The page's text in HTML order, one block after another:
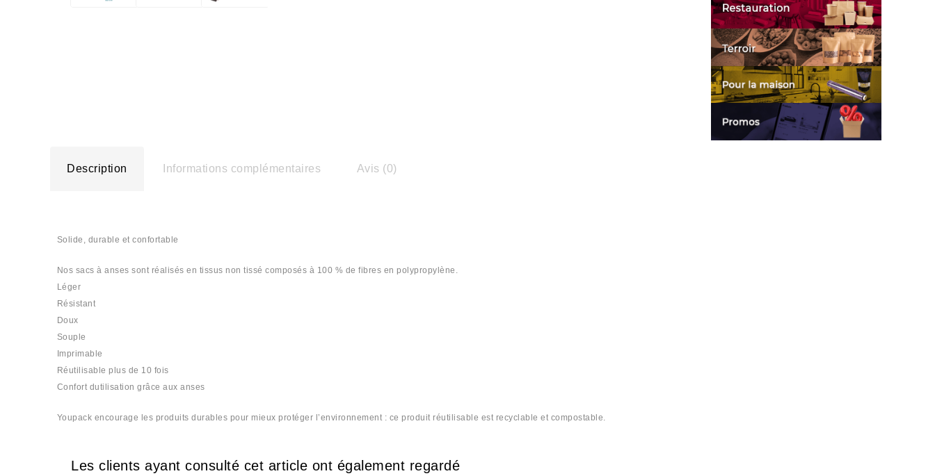
Description Informations complémentaires Avis (0)
Solide, durable et confortable
Nos sacs à anses sont réalisés en tissus non tissé composés à 100 % de fibres en polypropylène.
Léger
Résistant
Doux
Souple
Imprimable
Réutilisable plus de 10 fois
Confort dutilisation grâce aux anses
Youpack encourage les produits durables pour mieux protéger l’environnement : ce produit réutilisable est recyclable et compostable.
Les clients ayant consulté cet article ont également regardé